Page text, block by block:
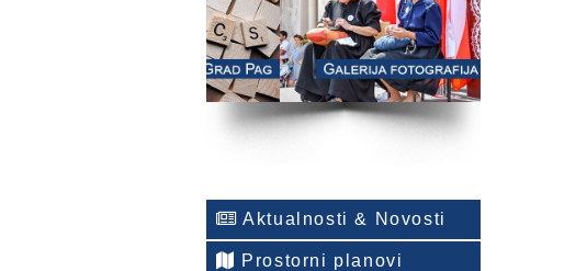
Aktualnosti & Novosti
Prostorni planovi